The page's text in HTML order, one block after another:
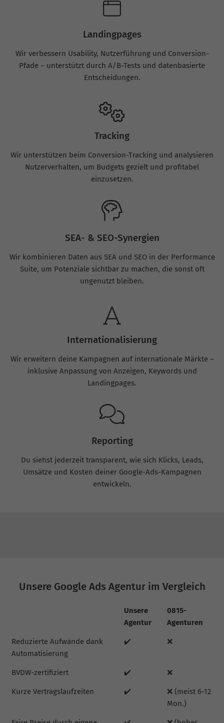
Landingpages
Wir verbessern Usability, Nutzerführung und Conversion-
Pfade – unterstützt durch A/B-Tests und datenbasierte
Entscheidungen.
Tracking
Wir unterstützen beim Conversion-Tracking und analysieren
Nutzerverhalten, um Budgets gezielt und profitabel
einzusetzen.
SEA- & SEO-Synergien
Wir kombinieren Daten aus SEA und SEO in der Performance
Suite, um Potenziale sichtbar zu machen, die sonst oft
ungenutzt bleiben.
Internationalisierung
Wir erweitern deine Kampagnen auf internationale Märkte –
inklusive Anpassung von Anzeigen, Keywords und
Landingpages.
Reporting
Du siehst jederzeit transparent, wie sich Klicks, Leads,
Umsätze und Kosten deiner Google-Ads-Kampagnen
entwickeln.
Unsere Google Ads Agentur im Vergleich
Unsere
Agentur
0815-
Agenturen
Reduzierte Aufwände dank
Automatisierung
✔️ ❌
BVDW-zertifiziert ✔️ ❌
Kurze Vertragslaufzeiten ✔️
❌ (meist 6-12
Mon.)